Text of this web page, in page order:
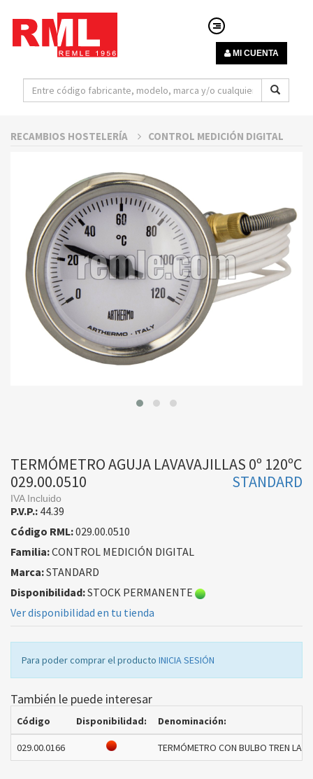
MI CUENTA
RECAMBIOS HOSTELERÍA CONTROL MEDICIÓN DIGITAL
TERMÓMETRO AGUJA LAVAVAJILLAS 0º 120ºC
029.00.0510
STANDARD
IVA Incluido
P.V.P.: 44.39
Código RML:029.00.0510
Familia:CONTROL MEDICIÓN DIGITAL
Marca:STANDARD
Disponibilidad:STOCK PERMANENTE
Ver disponibilidad en tu tienda
Para poder comprar el producto INICIA SESIÓN
También le puede interesar
Código Disponibilidad: Denominación:
029.00.0166 TERMÓMETRO CON BULBO TREN